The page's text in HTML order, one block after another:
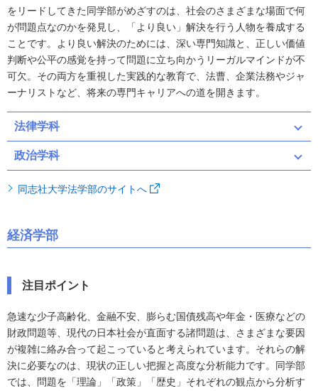
をリードしてきた同学部がめざすのは、社会のさまざまな場面で何
が問題点なのかを発見し、「より良い」解決を行う人物を養成する
ことです。より良い解決のためには、深い専門知識と、正しい価値
判断や公平の感覚を持って問題に立ち向かうリーガルマインドが不
可欠。その両方を重視した実践的な教育で、法曹、企業法務やジャ
ーナリストなど、将来の専門キャリアへの道を開きます。
法律学科
政治学科
同志社大学法学部のサイトへ
経済学部
注目ポイント
急速な少子高齢化、金融不安、膨らむ国債残高や年金・医療などの
財政問題等、現代の日本社会が直面する諸問題は、さまざまな要因
が複雑に絡み合って起こっていると考えられています。それらの解
決に必要なのは、現状の正しい把握と高度な分析能力です。同学部
では、問題を「理論」「政策」「歴史」それぞれの観点から分析す